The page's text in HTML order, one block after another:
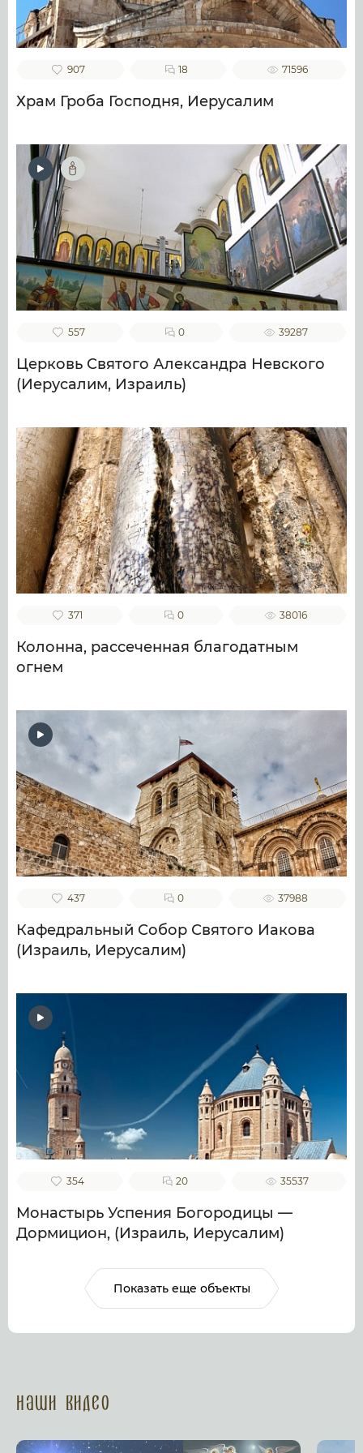
907 18 71596
Храм Гроба Господня, Иерусалим
557 0 39287
Церковь Святого Александра Невского
(Иерусалим, Израиль)
371 0 38016
Колонна, рассеченная благодатным
огнем
437 0 37988
Кафедральный Собор Святого Иакова
(Израиль, Иерусалим)
354 20 35537
Монастырь Успения Богородицы —
Дормицион, (Израиль, Иерусалим)
Показать еще объекты
Наши Видео